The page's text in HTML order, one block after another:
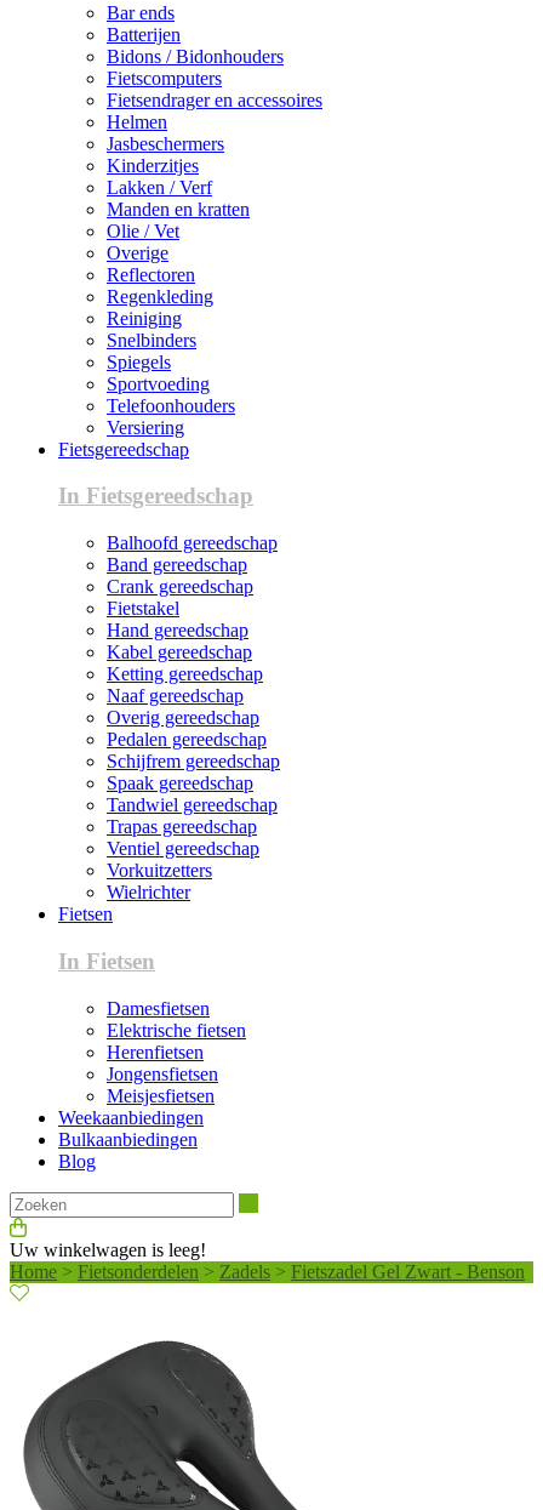
Bar ends
Batterijen
Bidons / Bidonhouders
Fietscomputers
Fietsendrager en accessoires
Helmen
Jasbeschermers
Kinderzitjes
Lakken / Verf
Manden en kratten
Olie / Vet
Overige
Reflectoren
Regenkleding
Reiniging
Snelbinders
Spiegels
Sportvoeding
Telefoonhouders
Versiering
Fietsgereedschap
In Fietsgereedschap
Balhoofd gereedschap
Band gereedschap
Crank gereedschap
Fietstakel
Hand gereedschap
Kabel gereedschap
Ketting gereedschap
Naaf gereedschap
Overig gereedschap
Pedalen gereedschap
Schijfrem gereedschap
Spaak gereedschap
Tandwiel gereedschap
Trapas gereedschap
Ventiel gereedschap
Vorkuitzetters
Wielrichter
Fietsen
In Fietsen
Damesfietsen
Elektrische fietsen
Herenfietsen
Jongensfietsen
Meisjesfietsen
Weekaanbiedingen
Bulkaanbiedingen
Blog
Uw winkelwagen is leeg!
Home > Fietsonderdelen > Zadels > Fietszadel Gel Zwart - Benson